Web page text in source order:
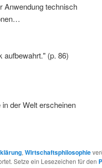
Anwendung technisch
aufbewahrt." (p. 86)
der Welt erscheinen
, Wirtschaftsphilosophie
Setze ein Lesezeichen für den